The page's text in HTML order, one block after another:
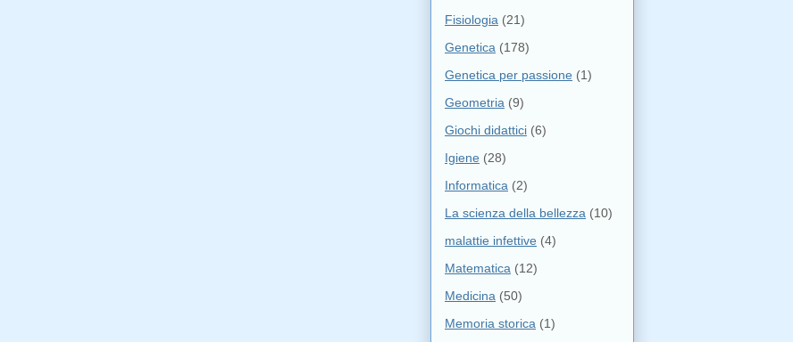
Fisiologia (21)
Genetica (178)
Genetica per passione (1)
Geometria (9)
Giochi didattici (6)
Igiene (28)
Informatica (2)
La scienza della bellezza (10)
malattie infettive (4)
Matematica (12)
Medicina (50)
Memoria storica (1)